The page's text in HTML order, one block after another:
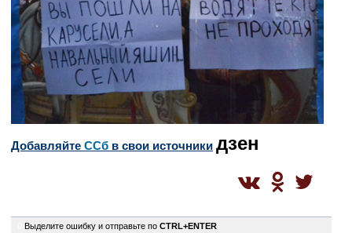
Добавляйте CСб в свои источники дзен
Выделите ошибку и отправьте по CTRL+ENTER